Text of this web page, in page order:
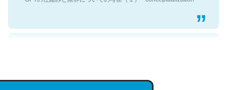
https://isobe324649.hatenablog.com/entry/2023/03/27